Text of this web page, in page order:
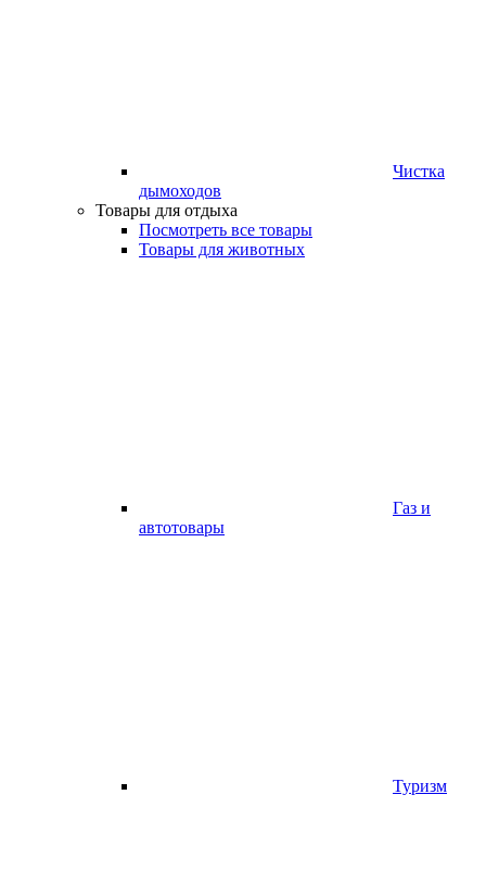
Чистка
дымоходов
Товары для отдыха
Посмотреть все товары
Товары для животных
Газ и
автотовары
Туризм